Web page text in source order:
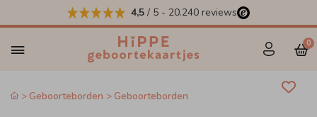
4,5 / 5 - 20.240 reviews
0
Geboorteborden Geboorteborden